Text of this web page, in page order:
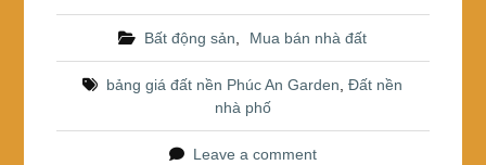
b
o
er
e
st
h
ar
e
Bất động sản, Mua bán nhà đất
bảng giá đất nền Phúc An Garden,Đất nền
nhà phố
Leave a comment